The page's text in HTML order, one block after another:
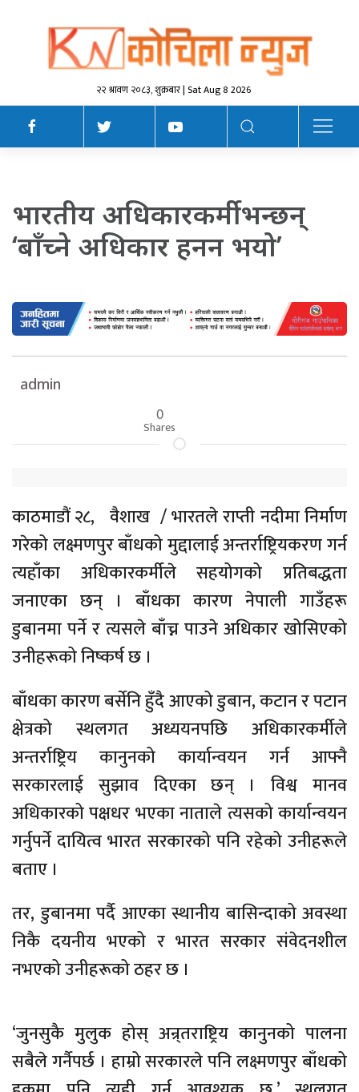
२२ श्रावण २०८३, शुक्रबार | Sat Aug 8 2026
भारतीय अधिकारकर्मी भन्छन्
‘बाँच्ने अधिकार हनन भयो’
admin
0
Shares
काठमाडौं २८, वैशाख / भारतले राप्ती नदीमा निर्माण
गरेको लक्ष्मणपुर बाँधको मुद्दालाई अन्तर्राष्ट्रियकरण गर्न
त्यहाँका अधिकारकर्मीले सहयोगको प्रतिबद्धता
जनाएका छन् । बाँधका कारण नेपाली गाउँहरू
डुबानमा पर्ने र त्यसले बाँच्न पाउने अधिकार खोसिएको
उनीहरूको निष्कर्ष छ ।
बाँधका कारण बर्सेनि हुँदै आएको डुबान, कटान र पटान
क्षेत्रको स्थलगत अध्ययनपछि अधिकारकर्मीले
अन्तर्राष्ट्रिय कानुनको कार्यान्वयन गर्न आफ्नै
सरकारलाई सुझाव दिएका छन् । विश्व मानव
अधिकारको पक्षधर भएका नाताले त्यसको कार्यान्वयन
गर्नुपर्ने दायित्व भारत सरकारको पनि रहेको उनीहरूले
बताए ।
तर, डुबानमा पर्दै आएका स्थानीय बासिन्दाको अवस्था
निकै दयनीय भएको र भारत सरकार संवेदनशील
नभएको उनीहरूको ठहर छ ।
‘जुनसुकै मुलुक होस् अन्र्तराष्ट्रिय कानुनको पालना
सबैले गर्नैपर्छ । हाम्रो सरकारले पनि लक्ष्मणपुर बाँधको